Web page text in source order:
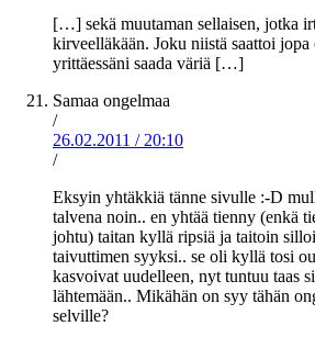
[…] sekä muutaman sellaisen, jotka
kirveelläkään. Joku niistä saattoi jopa
yrittäessäni saada väriä […]
Samaa ongelmaa
/
26.02.2011 / 20:10
/
Eksyin yhtäkkiä tänne sivulle :-D
talvena noin.. en yhtää tienny (enkä
johtu) taitan kyllä ripsiä ja taitoin
taivuttimen syyksi.. se oli kyllä tosi
kasvoivat uudelleen, nyt tuntuu taas
lähtemään.. Mikähän on syy tähän
selville?